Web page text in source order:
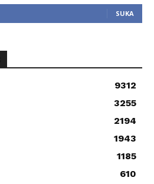
SUKA
9312
3255
2194
1943
1185
610